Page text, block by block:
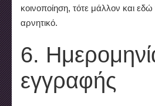
κοινοποίηση, τότε μάλλον και
αρνητικό.
6.
εγγραφής